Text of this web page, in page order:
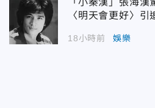
「小秦漢」張海
〈明天會更好〉引
18小時前 娛樂